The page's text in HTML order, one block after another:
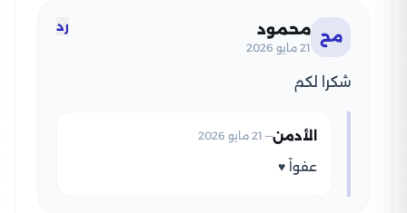
مح محمود
21 مايو 2026
رد
شكرا لكم
الأدمن— 21 مايو 2026
عفواً ♥️